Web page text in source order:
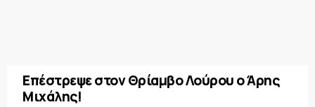
Επέστρεψε στον Θρίαμβο Λούρου ο Άρης
Μιχάλης!